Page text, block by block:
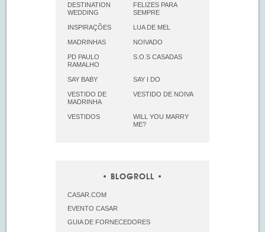
DESTINATION
WEDDING
FELIZES PARA
SEMPRE
INSPIRAÇÕES LUA DE MEL
MADRINHAS NOIVADO
PD PAULO
RAMALHO
S.O.S CASADAS
SAY BABY SAY I DO
VESTIDO DE
MADRINHA
VESTIDO DE NOIVA
VESTIDOS
WILL YOU MARRY
ME?
BLOGROLL
CASAR.COM
EVENTO CASAR
GUIA DE FORNECEDORES